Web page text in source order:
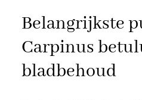
Belangrijkste
Carpinus
bladbehoud